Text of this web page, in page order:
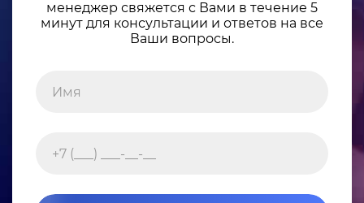
менеджер свяжется с Вами в течение 5
минут для консультации и ответов на все
Ваши вопросы.